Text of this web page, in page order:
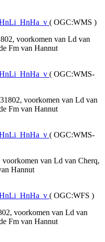
( OGC:WMS )
voorkomen van Ld van
Fm van Hannut
( OGC:WMS-
voorkomen van Ld van
Fm van Hannut
( OGC:WMS-
van Ld van Cherq,
Hannut
( OGC:WFS )
voorkomen van Ld van
Fm van Hannut